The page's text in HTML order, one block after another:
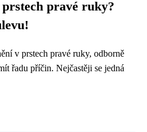
pravé ruky?
v prstech pravé ruky, odborně
řadu příčin. Nejčastěji se jedná